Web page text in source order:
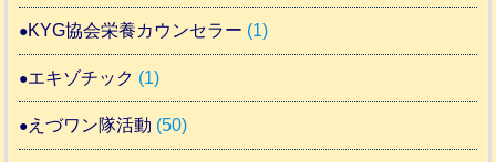
KYG協会栄養カウンセラー (1)
エキゾチック (1)
えづワン隊活動 (50)